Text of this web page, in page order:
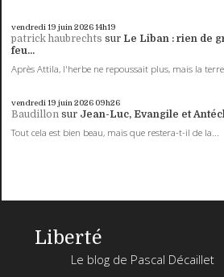
vendredi 19 juin 202614h19
patrick haubrechts sur Le Liban : rien de
feu...
Après Attila, l'herbe ne repoussait plus, mais la
vendredi 19 juin 2026 09h26
Baudillon sur Jean-Luc, Evangile et
Tout cela est bien beau, mais que restera-t-il de la...
Liberté
Le blog de Pascal Décaillet